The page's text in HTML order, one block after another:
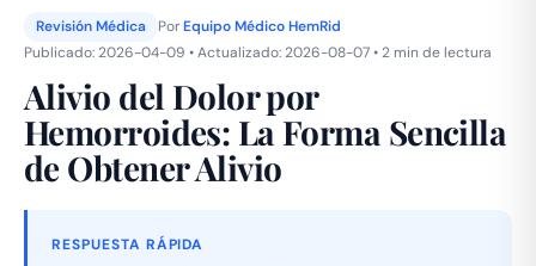
Revisión Médica PorEquipo Médico HemRid
Publicado: 2026-04-09 • Actualizado: 2026-08-07 • 2 min de lectura
Alivio del Dolor por
Hemorroides: La Forma Sencilla
de Obtener Alivio
RESPUESTA RÁPIDA